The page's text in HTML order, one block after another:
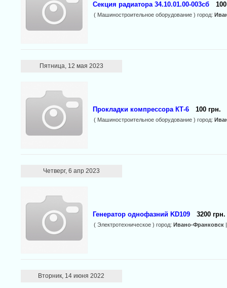
Секция радиатора 34.10.01.00-003сб
( Машиностроительное оборудование ) город:
Пятница, 12 мая 2023
Прокладки компрессора КТ-6 100 грн.
( Машиностроительное оборудование ) город:
Четверг, 6 апр 2023
Генератор однофазний KD109 3200 грн.
( Электротехническое ) город: Ивано-Франковск|
Вторник, 14 июня 2022